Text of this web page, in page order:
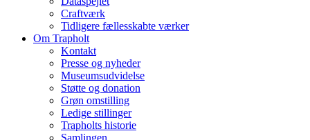
Craftværk
Tidligere fællesskabte værker
Om Trapholt
Kontakt
Presse og nyheder
Museumsudvidelse
Støtte og donation
Grøn omstilling
Ledige stillinger
Trapholts historie
Samlingen